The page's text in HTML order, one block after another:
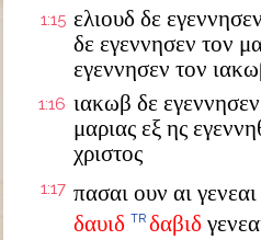
1:15 ελιουδ δε
δε εγεννησεν τον
εγεννησεν τον
1:16 ιακωβ δε
μαριας εξ ης
χριστος
1:17 πασαι ουν αι
δαυιδ TR δαβιδ